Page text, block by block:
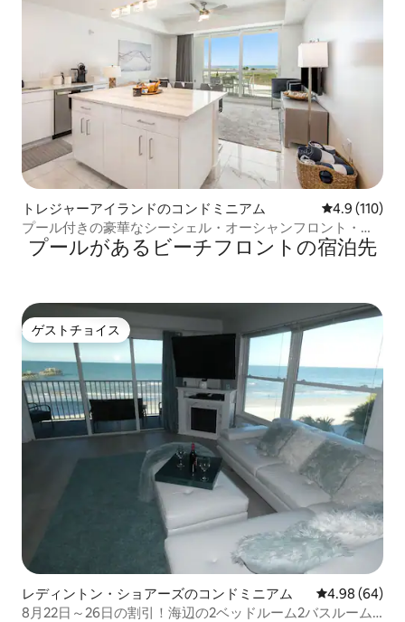
トレジャーアイランドのコンドミニアム レビュー110
4.9 (110)
プール付きの豪華なシーシェル・オーシャンフロント・コ
ンドミニアム
プールがあるビーチフロントの宿泊先
ゲストチョイス
ゲストチョイス
レディントン・ショアーズのコンドミニアム レビュー64件
4.98 (64)
8月22日～26日の割引！海辺の2ベッドルーム2バスルーム